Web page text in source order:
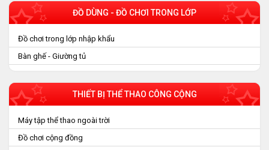
ĐỒ DÙNG - ĐỒ CHƠI TRONG LỚP
Đồ chơi trong lớp nhập khẩu
Bàn ghế - Giường tủ
THIẾT BỊ THỂ THAO CÔNG CỘNG
Máy tập thể thao ngoài trời
Đồ chơi cộng đồng